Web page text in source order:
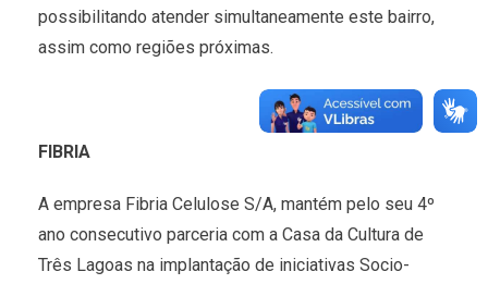
possibilitando atender simultaneamente este bairro,
assim como regiões próximas.
FIBRIA
A empresa Fibria Celulose S/A, mantém pelo seu 4º
ano consecutivo parceria com a Casa da Cultura de
Três Lagoas na implantação de iniciativas Socio-